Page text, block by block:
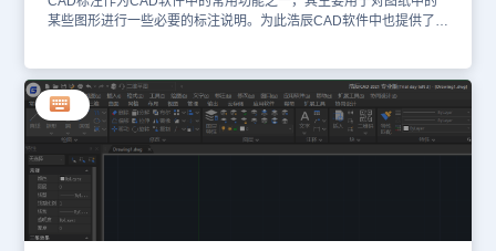
某些图形进行一些必要的标注说明。为此浩辰CAD软件中也提供了很
用？下面就和小编一起来了解一下浩辰CAD软件中CAD弧长标注快
捷键的应用技巧吧！CAD弧长标注快捷键：浩辰CAD软件中CAD弧
长标注快捷键：Dar，全称：Dimarc；主要用于创建弧长标注。具体
操作步骤如下：打开浩辰CAD软件后，输入CAD弧长标注快捷键：
DAR，按回车键确认，根据命令提示在图纸中选择弧线段或多段线圆
弧段，接着指定弧长标注位置，即可完成。如下图所示：1. 弧长标注
位置: 指定弧长标注位置后标注创建成功，命令结束。两侧的尺寸界
线可能是正交的或是径向的，当圆弧夹角小于90度，尺寸界线是正交
的，当圆弧角度大于90度时，边界则是径向的，并且在数值前有一个